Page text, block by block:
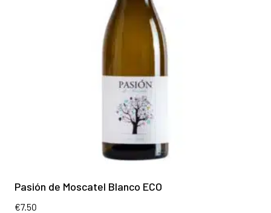
Pasión de Moscatel Blanco ECO
€7.50